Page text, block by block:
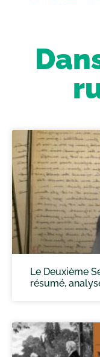
Le Deuxième
résumé,